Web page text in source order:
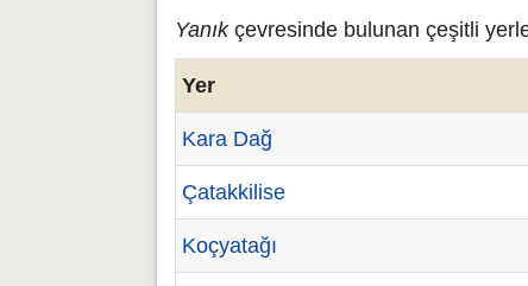
Yanıkçevresinde bulunan çeşitli
Yer
Kara Dağ
Çatakkilise
Koçyatağı